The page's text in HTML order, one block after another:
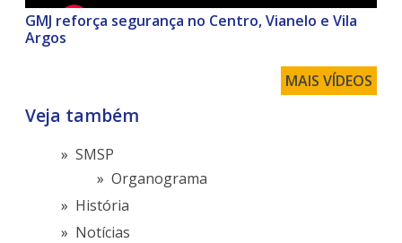
GMJ reforça segurança no Centro, Vianelo e Vila
Argos
MAIS VÍDEOS
Veja também
SMSP
Organograma
História
Notícias